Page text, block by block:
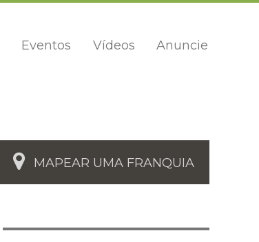
Eventos Vídeos Anuncie
MAPEAR UMA FRANQUIA